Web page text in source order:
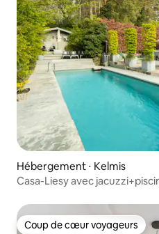
Hébergement ⋅ Kelmis
Casa-Liesy avec
Coup de cœur voyageurs
Coup de cœur voyageurs